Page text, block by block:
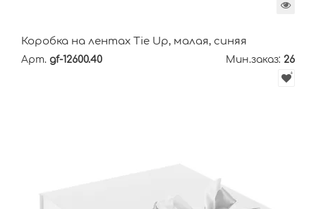
Коробка на лентах Tie Up, малая, синяя
Арт. gf-12600.40 Мин.заказ: 26